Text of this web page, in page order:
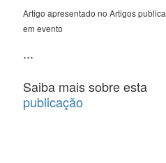
Artigo apresentado no Artigos
em evento
...
Saiba mais sobre esta
publicação